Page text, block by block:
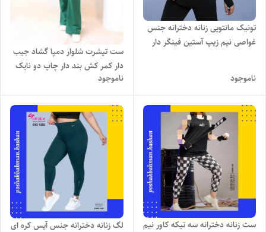
تونیک مانتویی زنانه دخترانه جنس
غواصی نیم زیپ آستین فینگر دار
ناموجود
ست تیشرت شلوار دمپا گشاد جیب
دار کمر کش بند دار چاپ دو نایک
با رنگ بندی و تنخور بسیار شیک
ناموجود
ست زنانه دخترانه سه تیکه کاور نیم
لگ زنانه دخترانه جنس آیس کره ای